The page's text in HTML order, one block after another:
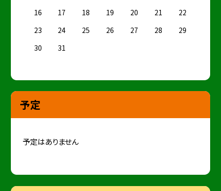
16
17 18 19 20 21
22
23
24 25 26 27 28
29
30
31
予定
予定はありません